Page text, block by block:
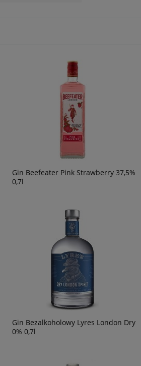
Wino Tagaro Passo del Sud
Gin Beefeater Pink Strawberry 37,5%
0,7l
Gin Bezalkoholowy Lyres London Dry
0% 0,7l